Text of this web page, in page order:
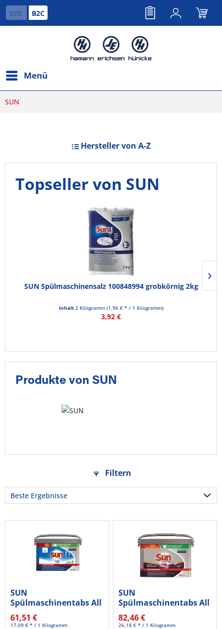
B2B B2C
Menü
SUN
Hersteller von A-Z
Topseller von SUN
SUN Spülmaschinensalz 100848994 grobkörnig 2kg
Inhalt 2 Kilogramm (1,96 € * / 1 Kilogramm)
3,92 €
Produkte von SUN
Filtern
SUN
Spülmaschinentabs All
in 1 101109062 200St.
61,51 €
17,09 € * / 1 Kilogramm
SUN
Spülmaschinentabs All
in 1 Expert Extra...
82,46 €
26,18 € * / 1 Kilogramm